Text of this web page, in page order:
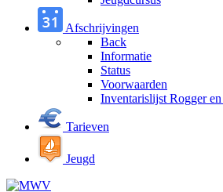
Afschrijvingen
Back
Informatie
Status
Voorwaarden
Inventarislijst Rogger
Tarieven
Jeugd